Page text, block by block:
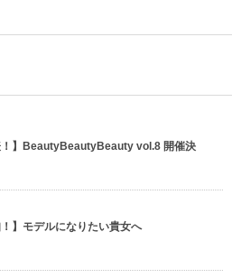
！】BeautyBeautyBeauty vol.8 開催決
！】モデルになりたい貴女へ